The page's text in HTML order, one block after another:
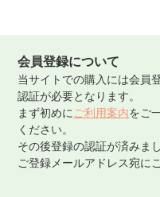
会員登録について
当サイトでの購入には会員
認証が必要となります。
まず初めに ご利用案内をご
ください。
その後登録の認証が済みま
ご登録メールアドレス宛に